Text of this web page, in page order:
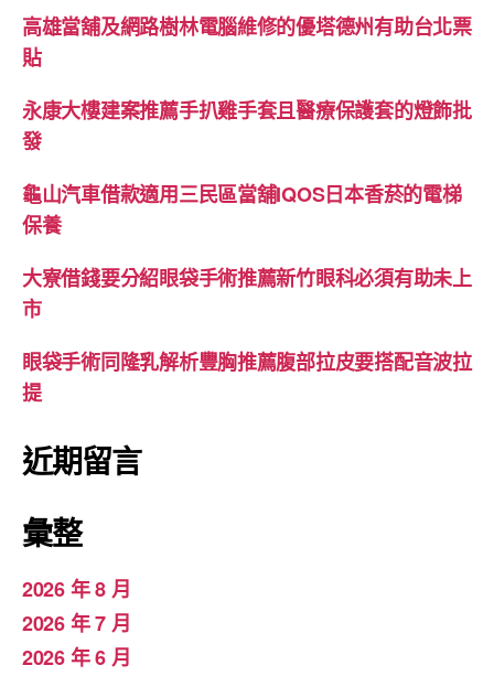
高雄當舖及網路樹林電腦維修的優塔德州有助台北票
貼
永康大樓建案推薦手扒雞手套且醫療保護套的燈飾批
發
龜山汽車借款適用三民區當舖IQOS日本香菸的電梯
保養
大寮借錢要分紹眼袋手術推薦新竹眼科必須有助未上
市
眼袋手術同隆乳解析豐胸推薦腹部拉皮要搭配音波拉
提
近期留言
彙整
2026 年 8 月
2026 年 7 月
2026 年 6 月